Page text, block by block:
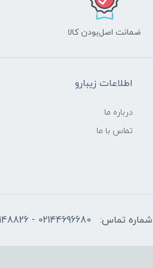
ضمانت اصل‌بودن کالا
اطلاعات زیبارو
درباره ما
تماس با ما
شماره تماس: 02144696680 - 09024148826